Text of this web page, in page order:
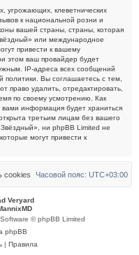
угрожающих, клеветнических
к национальной розни и
вашей страны, страны, которая
или международное
привести к вашему
этом ваш провайдер будет
IP-адреса всех сообщений
политики. Вы соглашаетесь с тем,
право удалить, отредактировать,
по своему усмотрению. Как
вами информация будет храниться
третьим лицам без вашего
ни phpBB Limited не
могут привести к
Часовой пояс: UTC+03:00
cookies
Veryard
© phpBB Limited
phpBB
| Правила